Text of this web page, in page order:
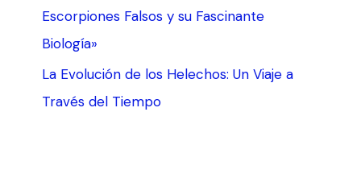
Escorpiones Falsos y su Fascinante
Biología»
La Evolución de los Helechos: Un Viaje a
Través del Tiempo